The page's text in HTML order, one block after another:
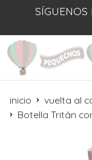
SÍGUENOS
inicio vuelta al
Botella Tritán